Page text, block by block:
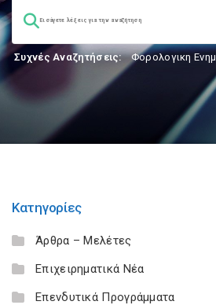
Συχνές Αναζητήσεις: Φορολογικη
Κατηγορίες
Άρθρα – Μελέτες
Επιχειρηματικά Νέα
Επενδυτικά Προγράμματα